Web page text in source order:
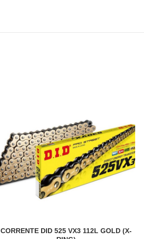
ADICIONAR
CORRENTE DID 525 VX3 112L GOLD (X-